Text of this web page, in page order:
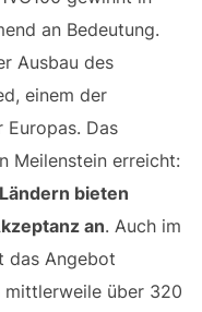
an Bedeutung.
Ausbau des
einem der
Das
Meilenstein erreicht:
bieten
an. Auch im
das Angebot
mittlerweile über 320